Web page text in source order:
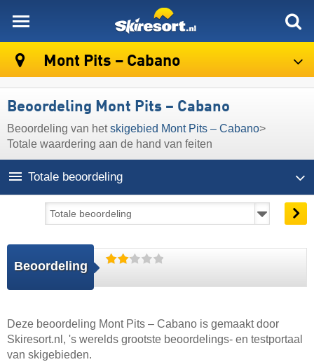
Mont Pits – Cabano
Beoordeling Mont Pits – Cabano
Beoordeling van hetskigebied Mont Pits – Cabano>
Totale waardering aan de hand van feiten
Totale beoordeling
Beoordeling
Deze beoordeling Mont Pits – Cabano is gemaakt door
Skiresort.nl , 's werelds grootste beoordelings- en testportaal
van skigebieden.